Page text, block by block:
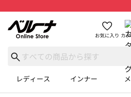
お気に入り カ
レディース インナー